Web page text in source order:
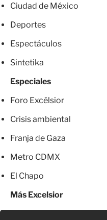
Ciudad de México
Deportes
Espectáculos
Sintetika
Especiales
Foro Excélsior
Crisis ambiental
Franja de Gaza
Metro CDMX
El Chapo
Más Excelsior